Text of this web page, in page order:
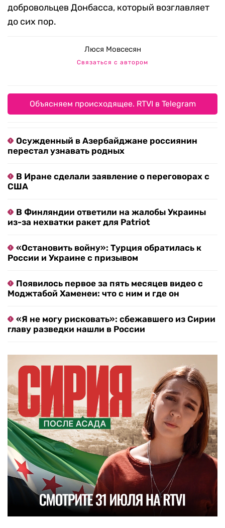
добровольцев Донбасса, который возглавляет
до сих пор.
Люся Мовсесян
Связаться с автором
Объясняем происходящее. RTVI в Telegram
Осужденный в Азербайджане россиянин
перестал узнавать родных
В Иране сделали заявление о переговорах с
США
В Финляндии ответили на жалобы Украины
из-за нехватки ракет для Patriot
«Остановить войну»: Турция обратилась к
России и Украине с призывом
Появилось первое за пять месяцев видео с
Моджтабой Хаменеи: что с ним и где он
«Я не могу рисковать»: сбежавшего из Сирии
главу разведки нашли в России